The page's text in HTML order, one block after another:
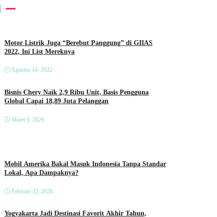
Motor Listrik Juga “Berebut Panggung” di GIIAS
2022, Ini List Mereknya
Agustus 14, 2022
Bisnis Chery Naik 2,9 Ribu Unit, Basis Pengguna
Global Capai 18,89 Juta Pelanggan
Maret 6, 2026
Mobil Amerika Bakal Masuk Indonesia Tanpa Standar
Lokal, Apa Dampaknya?
Februari 22, 2026
Yogyakarta Jadi Destinasi Favorit Akhir Tahun,